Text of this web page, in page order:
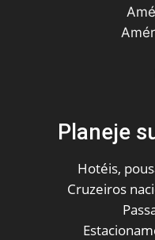
Planeje
Hotéis,
Cruzeiros